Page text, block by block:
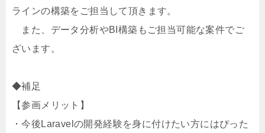
ラインの構築をご担当して頂きます。
また、データ分析やBI構築もご担当可能な案件でご
ざいます。
◆補足
【参画メリット】
・今後Laravelの開発経験を身に付けたい方にはぴった